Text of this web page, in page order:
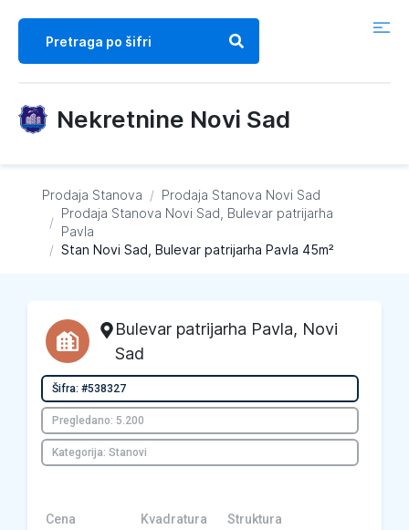
Nekretnine Novi Sad
Prodaja Stanova / Prodaja Stanova Novi Sad
/
Prodaja Stanova Novi Sad, Bulevar patrijarha
Pavla
/ Stan Novi Sad, Bulevar patrijarha Pavla 45m²
Bulevar patrijarha Pavla, Novi
Sad
Šifra: #538327
Pregledano: 5.200
Kategorija: Stanovi
Cena Kvadratura Struktura